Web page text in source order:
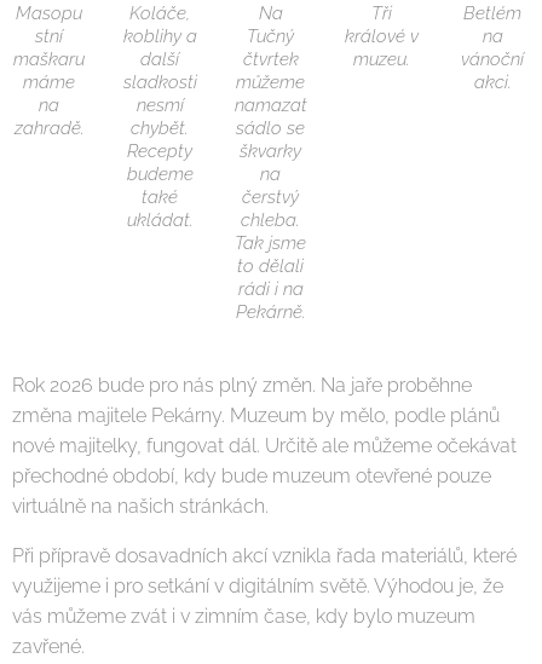
Masopu
stní
maškaru
máme
na
zahradě.
Koláče,
koblihy a
další
sladkosti
nesmí
chybět.
Recepty
budeme
také
ukládat.
Na
Tučný
čtvrtek
můžeme
namazat
sádlo se
škvarky
na
čerstvý
chleba.
Tak jsme
to dělali
rádi i na
Pekárně.
Tři
králové v
muzeu.
Betlém
na
vánoční
akci.
Rok 2026 bude pro nás plný změn. Na jaře proběhne
změna majitele Pekárny. Muzeum by mělo, podle plánů
nové majitelky, fungovat dál. Určitě ale můžeme očekávat
přechodné období, kdy bude muzeum otevřené pouze
virtuálně na našich stránkách.
Při přípravě dosavadních akcí vznikla řada materiálů, které
využijeme i pro setkání v digitálním světě. Výhodou je, že
vás můžeme zvát i v zimním čase, kdy bylo muzeum
zavřené.